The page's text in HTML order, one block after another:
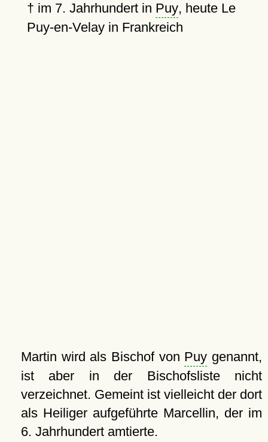
† im 7. Jahrhundert in Puy, heute Le
Puy-en-Velay in Frankreich
Martin wird als Bischof von Puy genannt,
ist aber in der Bischofsliste nicht
verzeichnet. Gemeint ist vielleicht der dort
als Heiliger aufgeführte Marcellin, der im
6. Jahrhundert amtierte.